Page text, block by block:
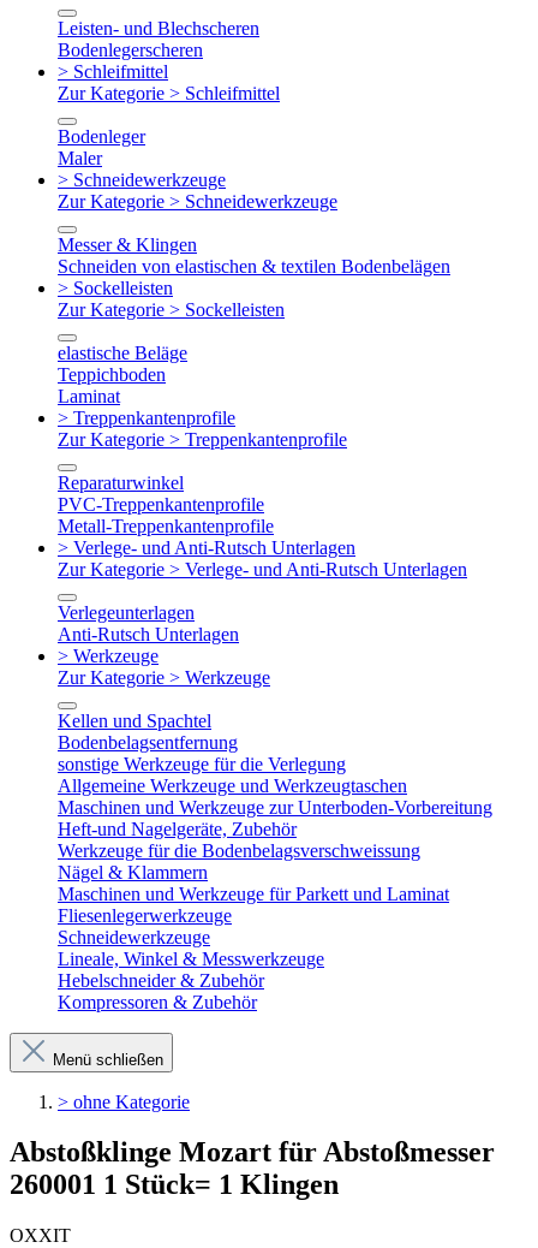
Leisten- und Blechscheren
Bodenlegerscheren
> Schleifmittel
Zur Kategorie > Schleifmittel
Bodenleger
Maler
> Schneidewerkzeuge
Zur Kategorie > Schneidewerkzeuge
Messer & Klingen
Schneiden von elastischen & textilen Bodenbelägen
> Sockelleisten
Zur Kategorie > Sockelleisten
elastische Beläge
Teppichboden
Laminat
> Treppenkantenprofile
Zur Kategorie > Treppenkantenprofile
Reparaturwinkel
PVC-Treppenkantenprofile
Metall-Treppenkantenprofile
> Verlege- und Anti-Rutsch Unterlagen
Zur Kategorie > Verlege- und Anti-Rutsch Unterlagen
Verlegeunterlagen
Anti-Rutsch Unterlagen
> Werkzeuge
Zur Kategorie > Werkzeuge
Kellen und Spachtel
Bodenbelagsentfernung
sonstige Werkzeuge für die Verlegung
Allgemeine Werkzeuge und Werkzeugtaschen
Maschinen und Werkzeuge zur Unterboden-Vorbereitung
Heft-und Nagelgeräte, Zubehör
Werkzeuge für die Bodenbelagsverschweissung
Nägel & Klammern
Maschinen und Werkzeuge für Parkett und Laminat
Fliesenlegerwerkzeuge
Schneidewerkzeuge
Lineale, Winkel & Messwerkzeuge
Hebelschneider & Zubehör
Kompressoren & Zubehör
Menü schließen
> ohne Kategorie
Abstoßklinge Mozart für Abstoßmesser
260001 1 Stück= 1 Klingen
OXXIT